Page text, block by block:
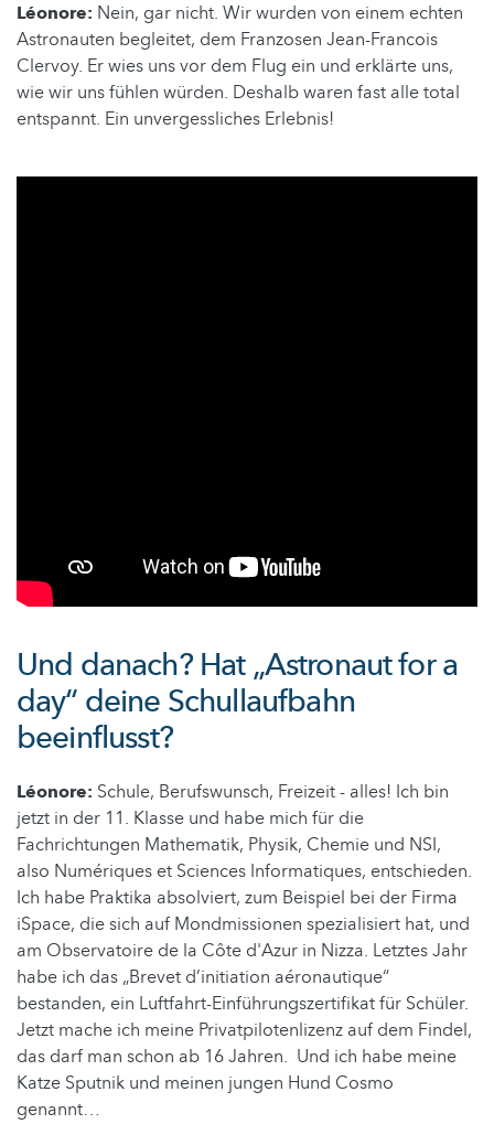
Léonore: Nein, gar nicht. Wir wurden von einem echten
Astronauten begleitet, dem Franzosen Jean-Francois
Clervoy. Er wies uns vor dem Flug ein und erklärte uns,
wie wir uns fühlen würden. Deshalb waren fast alle total
entspannt. Ein unvergessliches Erlebnis!
Und danach? Hat „Astronaut for a
day“ deine Schullaufbahn
beeinflusst?
Léonore: Schule, Berufswunsch, Freizeit - alles! Ich bin
jetzt in der 11. Klasse und habe mich für die
Fachrichtungen Mathematik, Physik, Chemie und NSI,
also Numériques et Sciences Informatiques, entschieden.
Ich habe Praktika absolviert, zum Beispiel bei der Firma
iSpace, die sich auf Mondmissionen spezialisiert hat, und
am Observatoire de la Côte d'Azur in Nizza. Letztes Jahr
habe ich das „Brevet d’initiation aéronautique“
bestanden, ein Luftfahrt-Einführungszertifikat für Schüler.
Jetzt mache ich meine Privatpilotenlizenz auf dem Findel,
das darf man schon ab 16 Jahren. Und ich habe meine
Katze Sputnik und meinen jungen Hund Cosmo
genannt…